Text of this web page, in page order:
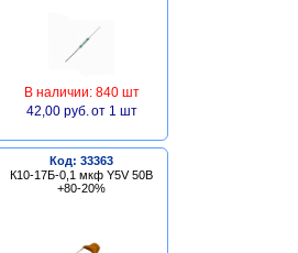
В наличии: 840 шт
42,00 руб. от 1 шт
Код: 33363
К10-17Б-0,1 мкф Y5V 50В
+80-20%